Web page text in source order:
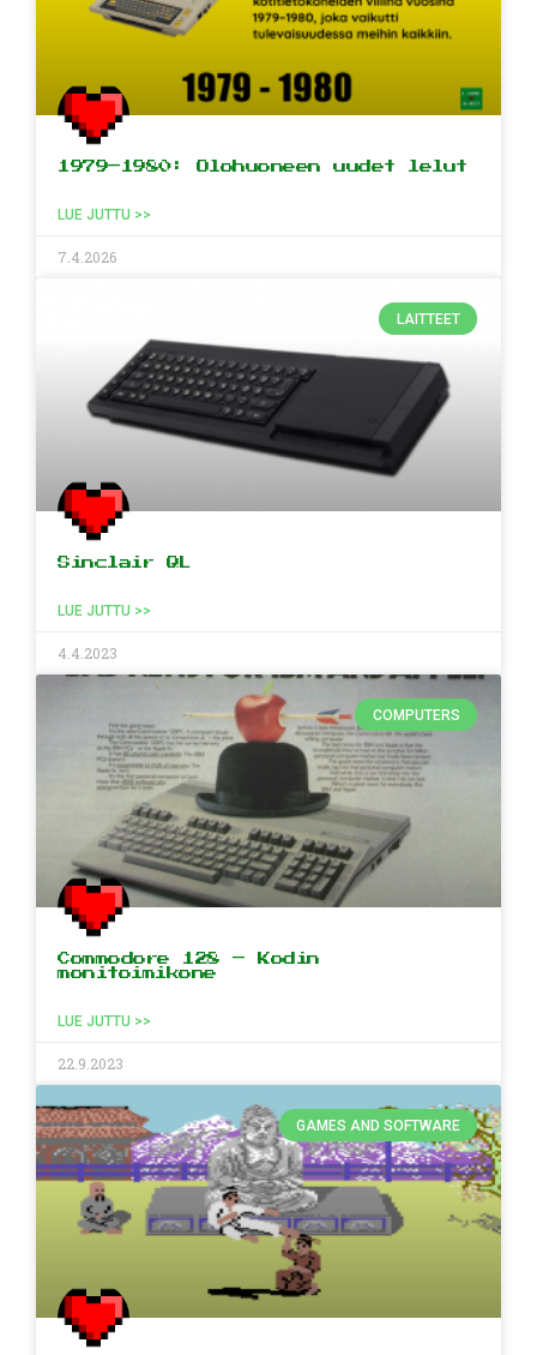
1979–1980: Olohuoneen uudet lelut
LUE JUTTU >>
7.4.2026
LAITTEET
Sinclair QL
LUE JUTTU >>
4.4.2023
COMPUTERS
Commodore 128 – Kodin
monitoimikone
LUE JUTTU >>
22.9.2023
GAMES AND SOFTWARE